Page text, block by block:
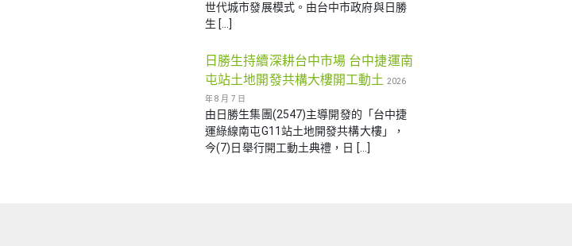
世代城市發展模式。由台中市政府與日勝
生 […]
日勝生持續深耕台中市場 台中捷運南
屯站土地開發共構大樓開工動土 2026
年 8 月 7 日
由日勝生集團(2547)主導開發的「台中捷
運綠線南屯G11站土地開發共構大樓」，
今(7)日舉行開工動土典禮，日 […]